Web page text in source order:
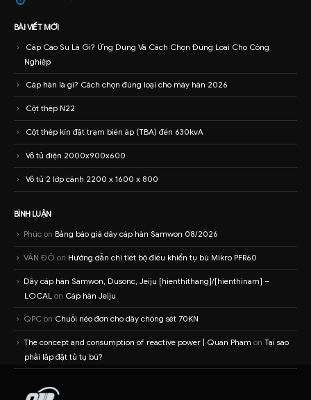
BÀI VIẾT MỚI
Cáp Cao Su Là Gì? Ứng Dụng Và Cách Chọn Đúng Loại Cho Công
Nghiệp
Cáp hàn là gì? Cách chọn đúng loại cho máy hàn 2026
Cột thép N22
Cột thép kín đặt trạm biến áp (TBA) đến 630kvA
Vỏ tủ điện 2000x900x600
Vỏ tủ 2 lớp cánh 2200 x 1600 x 800
BÌNH LUẬN
Phúc on Bảng báo giá dây cáp hàn Samwon 08/2026
VĂN ĐỎ on Hướng dẫn chi tiết bộ điều khiển tụ bù Mikro PFR60
Dây cáp hàn Samwon, Dusonc, Jeiju [hienthithang]/[hienthinam] –
LOCAL on Cáp hàn Jeiju
QPC on Chuỗi néo đơn cho dây chống sét 70KN
The concept and consumption of reactive power | Quan Pham on Tại sao
phải lắp đặt tủ tụ bù?